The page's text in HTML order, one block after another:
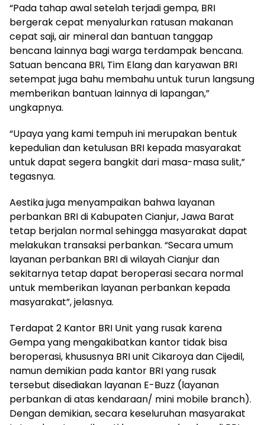
“Pada tahap awal setelah terjadi gempa, BRI
bergerak cepat menyalurkan ratusan makanan
cepat saji, air mineral dan bantuan tanggap
bencana lainnya bagi warga terdampak bencana.
Satuan bencana BRI, Tim Elang dan karyawan BRI
setempat juga bahu membahu untuk turun langsung
memberikan bantuan lainnya di lapangan,”
ungkapnya.
“Upaya yang kami tempuh ini merupakan bentuk
kepedulian dan ketulusan BRI kepada masyarakat
untuk dapat segera bangkit dari masa-masa sulit,”
tegasnya.
Aestika juga menyampaikan bahwa layanan
perbankan BRI di Kabupaten Cianjur, Jawa Barat
tetap berjalan normal sehingga masyarakat dapat
melakukan transaksi perbankan. “Secara umum
layanan perbankan BRI di wilayah Cianjur dan
sekitarnya tetap dapat beroperasi secara normal
untuk memberikan layanan perbankan kepada
masyarakat”, jelasnya.
Terdapat 2 Kantor BRI Unit yang rusak karena
Gempa yang mengakibatkan kantor tidak bisa
beroperasi, khususnya BRI unit Cikaroya dan Cijedil,
namun demikian pada kantor BRI yang rusak
tersebut disediakan layanan E-Buzz (layanan
perbankan di atas kendaraan/ mini mobile branch).
Dengan demikian, secara keseluruhan masyarakat